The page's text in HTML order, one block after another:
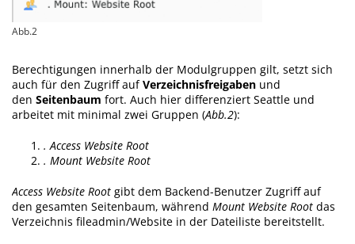
Abb.2
Berechtigungen innerhalb der Modulgruppen gilt, setzt sich
auch für den Zugriff aufVerzeichnisfreigaben und
den Seitenbaum fort. Auch hier differenziert Seattle und
arbeitet mit minimal zwei Gruppen (Abb.2):
. Access Website Root
. Mount Website Root
Access Website Root gibt dem Backend-Benutzer Zugriff auf
den gesamten Seitenbaum, während Mount Website Root das
Verzeichnis fileadmin/Website in der Dateiliste bereitstellt.